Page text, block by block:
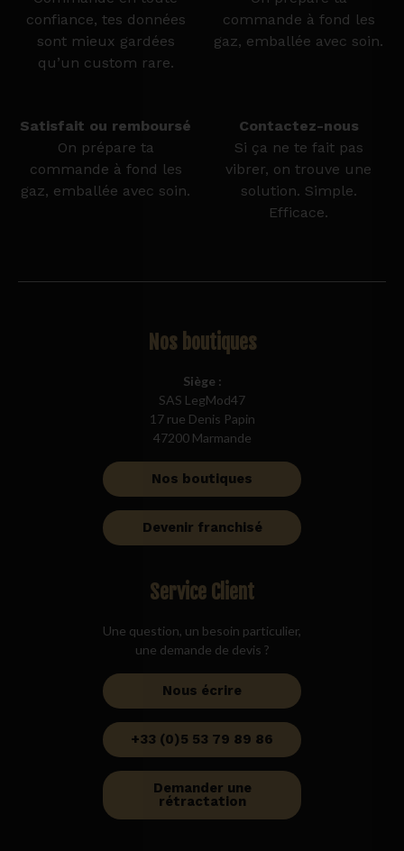
confiance, tes données
sont mieux gardées
qu’un custom rare.
commande à fond les
gaz, emballée avec soin.
Satisfait ou remboursé
On prépare ta
commande à fond les
gaz, emballée avec soin.
Contactez-nous
Si ça ne te fait pas
vibrer, on trouve une
solution. Simple.
Efficace.
Nos boutiques
Siège :
SAS LegMod47
17 rue Denis Papin
47200 Marmande
Nos boutiques
Devenir franchisé
Service Client
Une question, un besoin particulier,
une demande de devis ?
Nous écrire
+33 (0)5 53 79 89 86
Demander une
rétractation